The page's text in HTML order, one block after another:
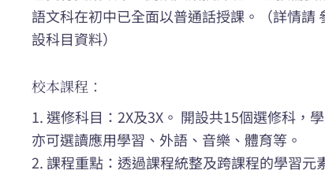
語文科在初中已全面以普通話授課。（詳情
設科目資料）
校本課程：
1. 選修科目：2X及3X。 開設共15個選修科，
亦可選讀應用學習、外語、音樂、體育等。
2. 課程重點：透過課程統整及跨課程的學習